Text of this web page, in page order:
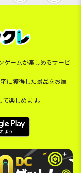
ゲームが楽しめるサービ
に獲得した景品をお届
楽しめます。